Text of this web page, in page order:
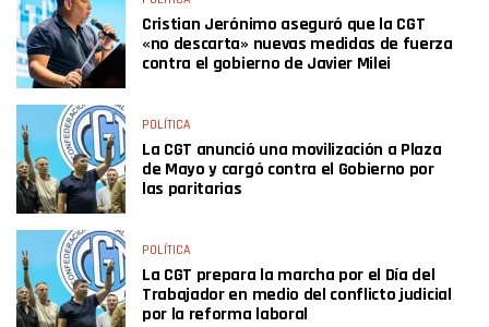
Cristian Jerónimo aseguró que la CGT
«no descarta» nuevas medidas de fuerza
contra el gobierno de Javier Milei
POLÍTICA
La CGT anunció una movilización a Plaza
de Mayo y cargó contra el Gobierno por
las paritarias
POLÍTICA
La CGT prepara la marcha por el Día del
Trabajador en medio del conflicto judicial
por la reforma laboral